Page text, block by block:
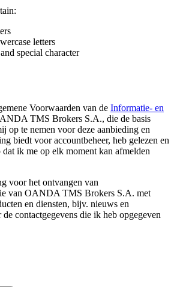
letters
special character
Voorwaarden van de Informatie- en
TMS Brokers S.A., die de basis
op te nemen voor deze aanbieding en
biedt voor accountbeheer, heb gelezen en
ik me op elk moment kan afmelden
voor het ontvangen van
van OANDA TMS Brokers S.A. met
en diensten, bijv. nieuws en
de contactgegevens die ik heb opgegeven